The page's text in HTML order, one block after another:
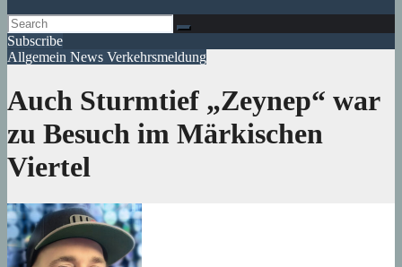
Subscribe
Allgemein News Verkehrsmeldung
Auch Sturmtief „Zeynep“ war
zu Besuch im Märkischen
Viertel